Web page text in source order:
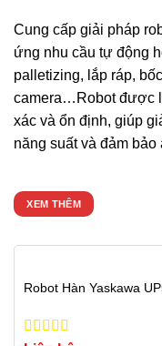
Cung cấp giải pháp
ứng nhu cầu tự động
palletizing, lắp ráp,
camera…Robot được
xác và ổn định, giúp
năng suất và đảm bảo
XEM THÊM
Robot Hàn Yaskawa